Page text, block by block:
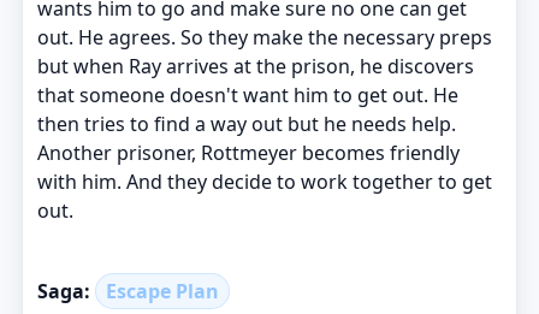
wants him to go and make sure no one can get
out. He agrees. So they make the necessary preps
but when Ray arrives at the prison, he discovers
that someone doesn't want him to get out. He
then tries to find a way out but he needs help.
Another prisoner, Rottmeyer becomes friendly
with him. And they decide to work together to get
out.
Saga: Escape Plan